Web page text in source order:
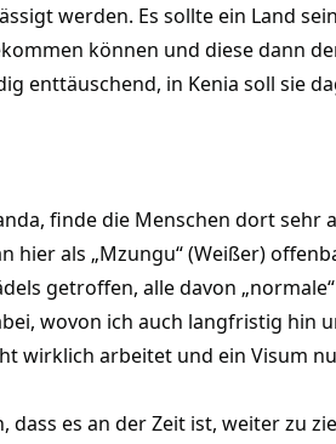
werden. Es sollte ein Land
können und diese dann
enttäuschend, in Kenia soll sie
finde die Menschen dort
hier als „Mzungu“ (Weißer)
getroffen, alle davon
wovon ich auch langfristig hin
wirklich arbeitet und ein Visum
dass es an der Zeit ist, weiter zu